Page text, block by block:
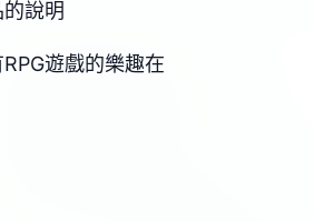
說明
遊戲的樂趣在